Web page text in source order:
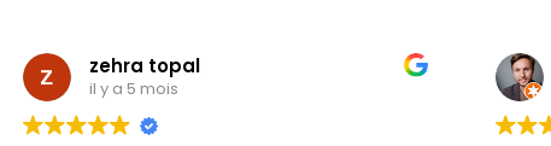
zehra topal
il y a 5 mois